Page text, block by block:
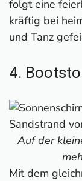
folgt eine
kräftig bei
und Tanz
4.
Auf der
Mit dem